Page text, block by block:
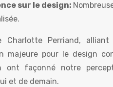
sur le design:
Charlotte Perriand,
majeure pour le design
ont façonné notre
et de demain.